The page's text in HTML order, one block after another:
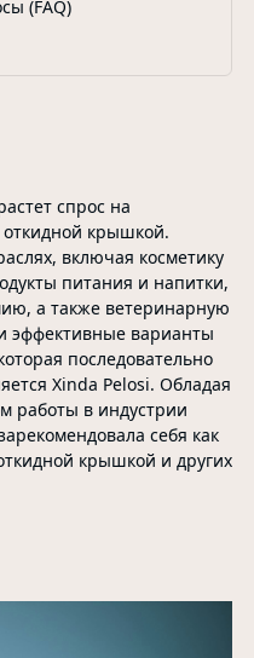
(FAQ)
спрос на
крышкой.
включая косметику
питания и напитки,
а также ветеринарную
эффективные варианты
последовательно
Xinda Pelosi. Обладая
работы в индустрии
себя как
крышкой и других